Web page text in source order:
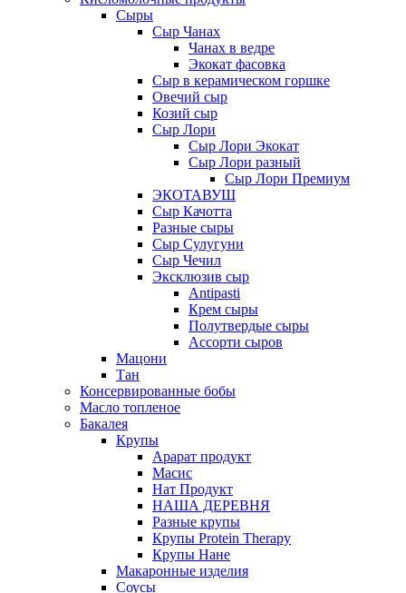
Сыры
Сыр Чанах
Чанах в ведре
Экокат фасовка
Сыр в керамическом горшке
Овечий сыр
Козий сыр
Сыр Лори
Сыр Лори Экокат
Сыр Лори разный
Сыр Лори Премиум
ЭКОТАВУШ
Сыр Качотта
Разные сыры
Сыр Сулугуни
Сыр Чечил
Эксклюзив сыр
Antipasti
Крем сыры
Полутвердые сыры
Ассорти сыров
Мацони
Тан
Консервированные бобы
Масло топленое
Бакалея
Крупы
Арарат продукт
Масис
Нат Продукт
НАША ДЕРЕВНЯ
Разные крупы
Крупы Protein Therapy
Крупы Нане
Макаронные изделия
Соусы